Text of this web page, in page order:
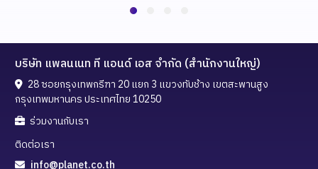
บริษัท แพลนเนท ที แอนด์ เอส จำกัด (สำนักงานใหญ่)
28 ซอยกรุงเทพกรีฑา 20 แยก 3 แขวงทับช้าง เขตสะพานสูง
กรุงเทพมหานคร ประเทศไทย 10250
ร่วมงานกับเรา
ติดต่อเรา
info@planet.co.th